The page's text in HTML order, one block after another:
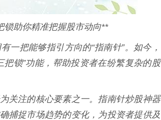
锁助你精准把握股市动向**
一把能够指引方向的“指南针”。如今，
锁”功能，帮助投资者在纷繁复杂的股
关注的核心要素之一。指南针炒股神器
捕捉市场趋势的变化，为投资者提供及